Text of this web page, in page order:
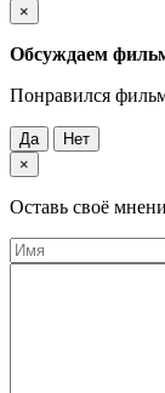
×
Обсуждаем
Понравился
Да
Нет
×
Оставь своё